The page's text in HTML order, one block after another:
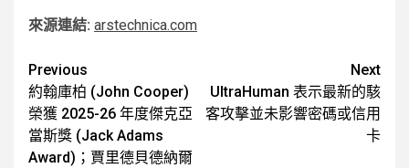
來源連結: arstechnica.com
Post
navigation
Previous
約翰庫柏 (John Cooper)
榮獲 2025-26 年度傑克亞
當斯獎 (Jack Adams
Award)；賈里德貝德納爾
Next
UltraHuman 表示最新的駭
客攻擊並未影響密碼或信用
卡